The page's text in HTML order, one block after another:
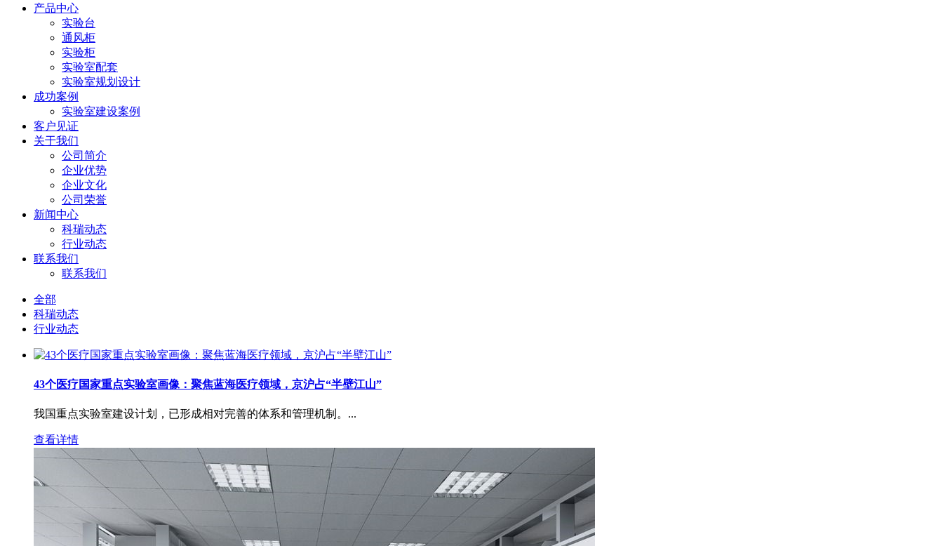
产品中心
实验台
通风柜
实验柜
实验室配套
实验室规划设计
成功案例
实验室建设案例
客户见证
关于我们
公司简介
企业优势
企业文化
公司荣誉
新闻中心
科瑞动态
行业动态
联系我们
联系我们
全部
科瑞动态
行业动态
43个医疗国家重点实验室画像：聚焦蓝海医疗领域，京沪占“半壁江山”
我国重点实验室建设计划，已形成相对完善的体系和管理机制。...
查看详情